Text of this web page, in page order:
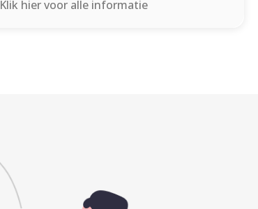
Klik hier voor alle informatie